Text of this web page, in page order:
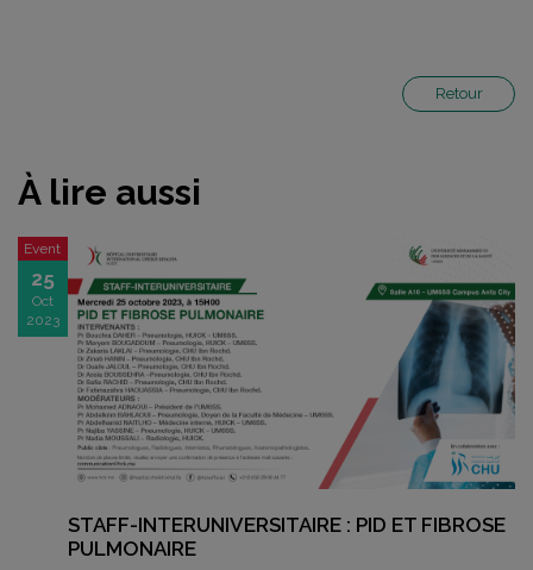
Retour
À lire aussi
Event
25
Oct
2023
STAFF-INTERUNIVERSITAIRE : PID ET FIBROSE
PULMONAIRE